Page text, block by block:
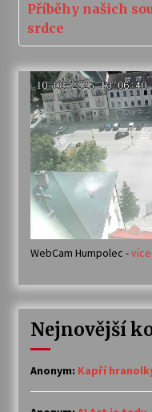
Příběhy našich
srdce
WebCam Humpolec -
Nejnovější
Anonym: Kapří